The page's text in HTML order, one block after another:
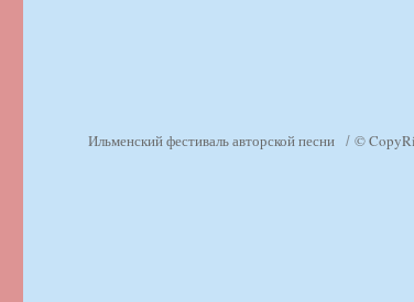
Ильменский фестиваль авторской песни ©